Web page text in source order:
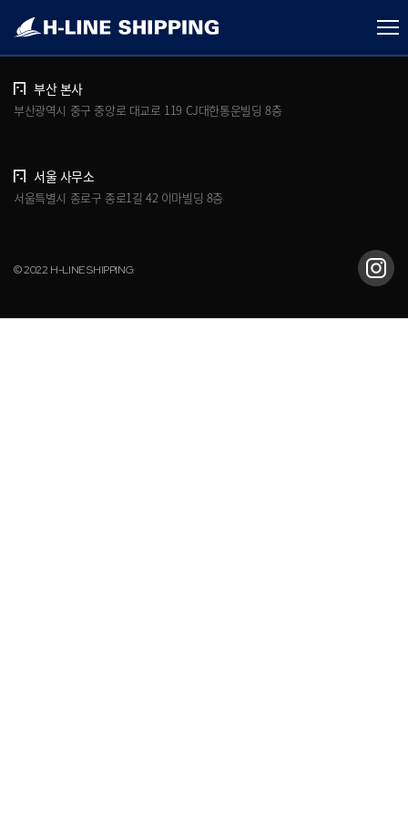
개인정보처리방침 브로슈어 다운로드
부산 본사
부산광역시 중구 중앙로 대교로 119 CJ대한통운빌딩 8층
서울 사무소
서울특별시 종로구 종로1길 42 이마빌딩 8층
© 2022 H-LINE SHIPPING.